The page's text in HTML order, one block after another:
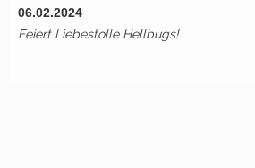
06.02.2024
Feiert Liebestolle Hellbugs!